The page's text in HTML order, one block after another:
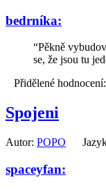
bedrníka:
“Pěkně
se, že jsou tu
Přidělené
Spojeni
Autor: POPO
spaceyfan: